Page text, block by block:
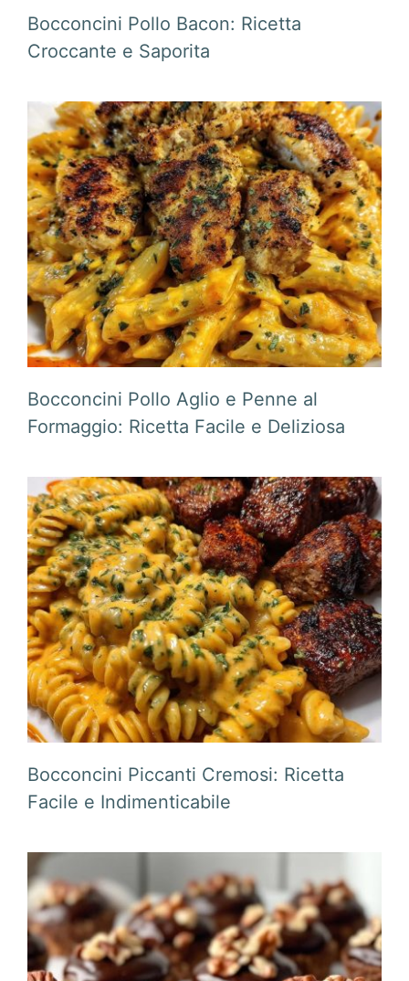
Bocconcini Pollo Bacon: Ricetta
Croccante e Saporita
Bocconcini Pollo Aglio e Penne al
Formaggio: Ricetta Facile e Deliziosa
Bocconcini Piccanti Cremosi: Ricetta
Facile e Indimenticabile